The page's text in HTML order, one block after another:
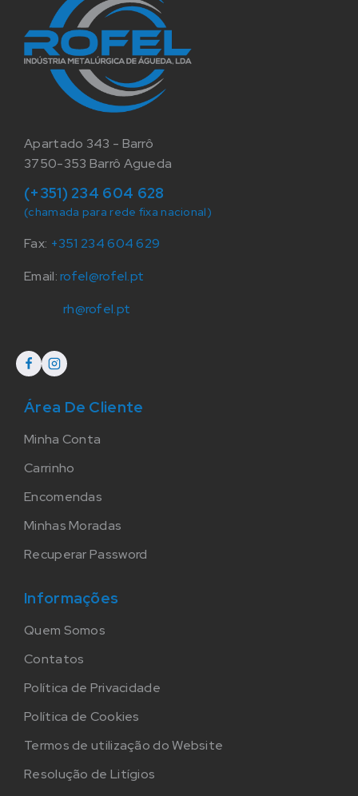
Apartado 343 - Barrô
3750-353 Barrô Agueda
(+351) 234 604 628
(chamada para rede fixa nacional)
Fax: +351 234 604 629
Email:rofel@rofel.pt
rh@rofel.pt
Área De Cliente
Minha Conta
Carrinho
Encomendas
Minhas Moradas
Recuperar Password
Informações
Quem Somos
Contatos
Política de Privacidade
Política de Cookies
Termos de utilização do Website
Resolução de Litígios